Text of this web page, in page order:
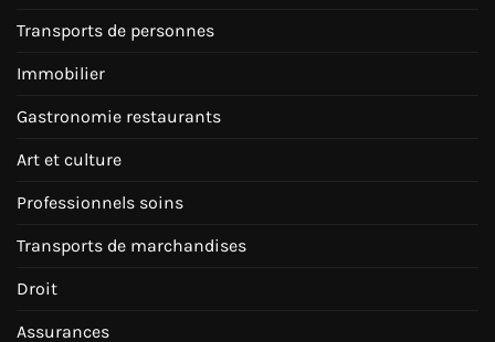
Transports de personnes
Immobilier
Gastronomie restaurants
Art et culture
Professionnels soins
Transports de marchandises
Droit
Assurances